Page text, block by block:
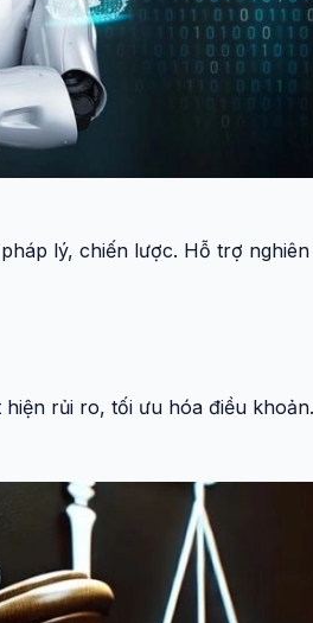
lý, chiến lược. Hỗ trợ nghiên
rủi ro, tối ưu hóa điều khoản.